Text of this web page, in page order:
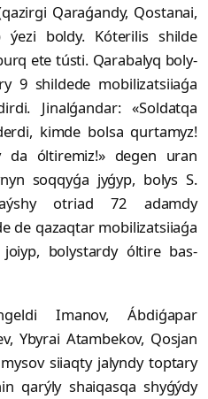
Qaraǵandy, Qostanai,
ýezi boldy. Kóterilis shil­de
ete tústi. Qarabalyq boly­
9 shil­dede mobilizatsiiaǵa
Jinalǵandar: «Sol­datqa
kimde bolsa qurtamyz!
da óltiremiz!» degen uran
soqqyǵa jyǵyp, bolys S.
otriad 72 adamdy
de qazaqtar mobilizatsiiaǵa
joiyp, bolystardy óltire bas­
Imanov, Áb­diǵapar
Ybyrai Atambekov, Qosjan
siiaqty jalyndy toptary
qarýly shai­­qasqa shyǵýdy